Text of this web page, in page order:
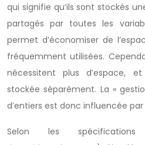
qui signifie qu’ils sont stockés
partagés par toutes les
permet d’économiser de
fréquemment utilisées.
nécessitent plus d’espace,
stockée séparément. La «
d’entiers est donc influencée
Selon les